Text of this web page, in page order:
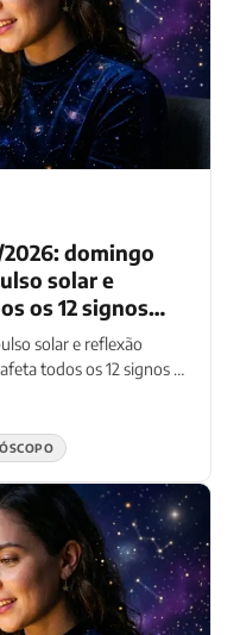
domingo
solar e
os 12 signos
que mistura
solar e reflexão
todos os 12 signos de